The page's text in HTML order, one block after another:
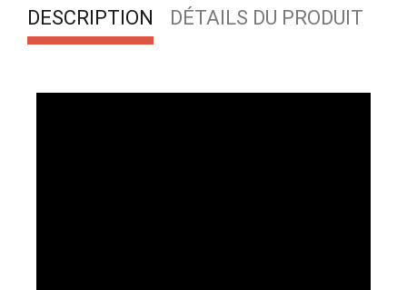
DESCRIPTION DÉTAILS DU PRODUIT